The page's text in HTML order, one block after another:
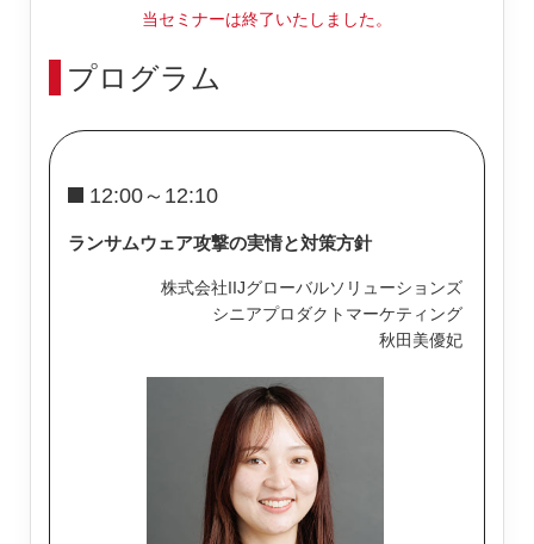
当セミナーは終了いたしました。
プログラム
12:00～12:10
ランサムウェア攻撃の実情と対策方針
株式会社IIJグローバルソリューションズ
シニアプロダクトマーケティング
秋田美優妃